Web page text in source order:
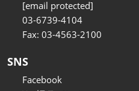
[email protected]
03-6739-4104
Fax: 03-4563-2100
SNS
Facebook